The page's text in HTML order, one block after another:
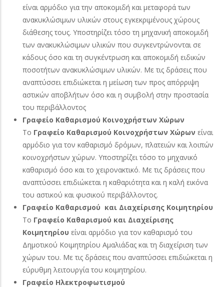
είναι αρμόδιο για την αποκομιδή και μεταφορά των
ανακυκλώσιμων υλικών στους εγκεκριμένους χώρους
διάθεσης τους. Υποστηρίζει τόσο τη μηχανική αποκομιδή
των ανακυκλώσιμων υλικών που συγκεντρώνονται σε
κάδους όσο και τη συγκέντρωση και αποκομιδή ειδικών
ποσοτήτων ανακυκλώσιμων υλικών. Με τις δράσεις που
αναπτύσσει επιδιώκεται η μείωση των προς απόρριψη
αστικών αποβλήτων όσο και η συμβολή στην προστασία
του περιβάλλοντος
Γραφείο Καθαρισμού Κοινοχρήστων Χώρων
Το Γραφείο Καθαρισμού Κοινοχρήστων Χώρων είναι
αρμόδιο για τον καθαρισμό δρόμων, πλατειών και λοιπών
κοινοχρήστων χώρων. Υποστηρίζει τόσο το μηχανικό
καθαρισμό όσο και το χειρονακτικό. Με τις δράσεις που
αναπτύσσει επιδιώκεται η καθαριότητα και η καλή εικόνα
του αστικού και φυσικού περιβάλλοντος.
Γραφείο Καθαρισμού και Διαχείρισης Κοιμητηρίου
Το Γραφείο Καθαρισμού και Διαχείρισης
Κοιμητηρίου είναι αρμόδιο για τον καθαρισμό του
Δημοτικού Κοιμητηρίου Αμαλιάδας και τη διαχείριση των
χώρων του. Με τις δράσεις που αναπτύσσει επιδιώκεται η
εύρυθμη λειτουργία του κοιμητηρίου.
Γραφείο Ηλεκτροφωτισμού